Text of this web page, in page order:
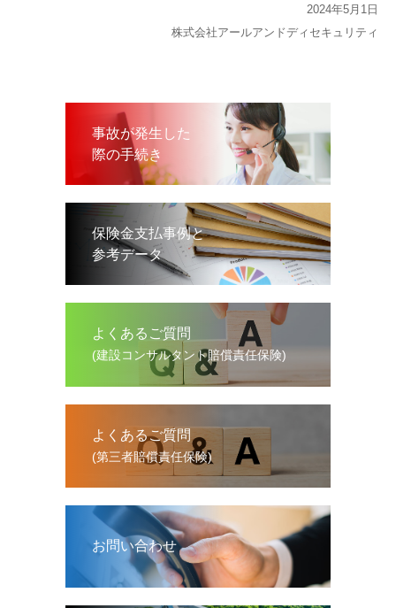
2024年5⽉1⽇
株式会社アールアンドディセキュリティ
事故が発生した
際の手続き
保険金支払事例と
参考データ
よくあるご質問
(建設コンサルタント賠償責任保険)
よくあるご質問
(第三者賠償責任保険)
お問い合わせ